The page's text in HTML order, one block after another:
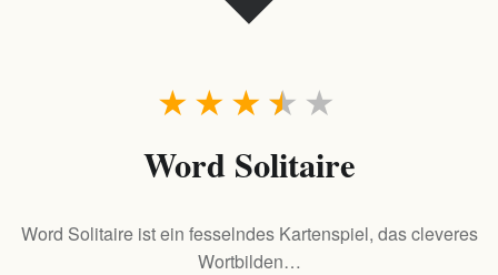
★
★
★
★
★
Word Solitaire
Word Solitaire ist ein fesselndes Kartenspiel, das cleveres
Wortbilden…